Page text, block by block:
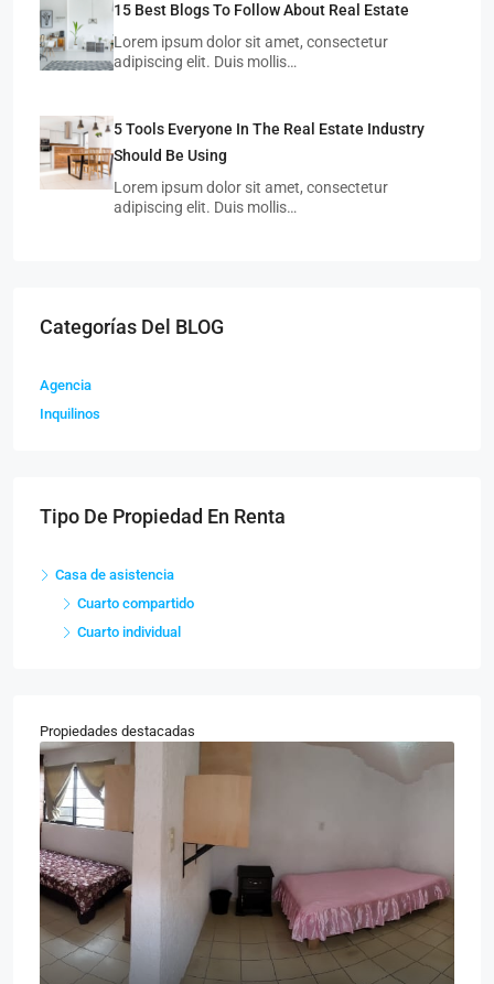
15 Best Blogs To Follow About Real Estate
Lorem ipsum dolor sit amet, consectetur
adipiscing elit. Duis mollis…
5 Tools Everyone In The Real Estate Industry
Should Be Using
Lorem ipsum dolor sit amet, consectetur
adipiscing elit. Duis mollis…
Categorías Del BLOG
Agencia
Inquilinos
Tipo De Propiedad En Renta
Casa de asistencia
Cuarto compartido
Cuarto individual
Propiedades destacadas